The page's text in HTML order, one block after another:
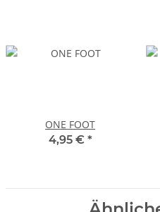
ONE FOOT
4,95 € *